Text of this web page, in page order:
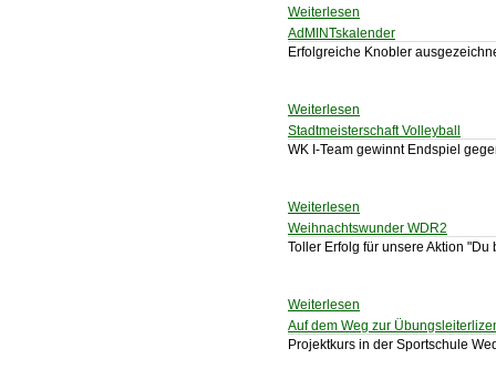
Weiterlesen
AdMINTskalender
Erfolgreiche Knobler
Weiterlesen
Stadtmeisterschaft Volleyball
WK I-Team gewinnt Endspiel
Weiterlesen
Weihnachtswunder WDR2
Toller Erfolg für unsere Aktion "Du
Weiterlesen
Auf dem Weg zur
Projektkurs in der Sportschule